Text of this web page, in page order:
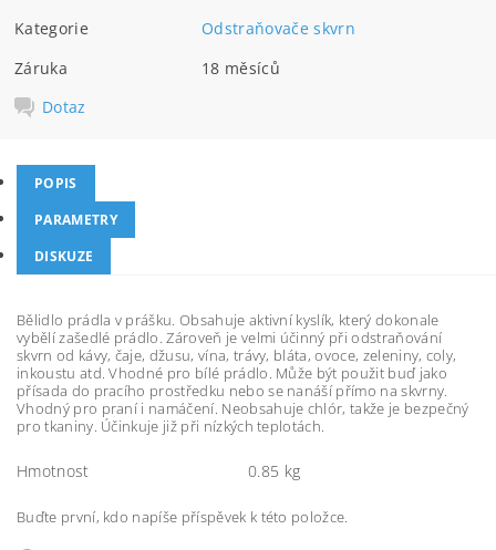
Kategorie
Odstraňovače skvrn
Záruka
18 měsíců
Dotaz
POPIS
PARAMETRY
DISKUZE
Bělidlo prádla v prášku. Obsahuje aktivní kyslík, který dokonale
vybělí zašedlé prádlo. Zároveň je velmi účinný při odstraňování
skvrn od kávy, čaje, džusu, vína, trávy, bláta, ovoce, zeleniny, coly,
inkoustu atd. Vhodné pro bílé prádlo. Může být použit buď jako
přísada do pracího prostředku nebo se nanáší přímo na skvrny.
Vhodný pro praní i namáčení. Neobsahuje chlór, takže je bezpečný
pro tkaniny. Účinkuje již při nízkých teplotách.
Hmotnost 0.85 kg
Buďte první, kdo napíše příspěvek k této položce.